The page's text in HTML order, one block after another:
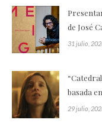
de José
31 julio,
basada
29 julio,